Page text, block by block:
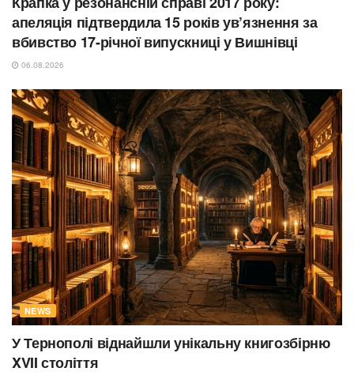
апеляція підтвердила 15 років ув’язнення за
вбивство 17-річної випускниці у Вишнівці
06.08.2026
NEWS
У Тернополі віднайшли унікальну книгозбірню
XVII століття